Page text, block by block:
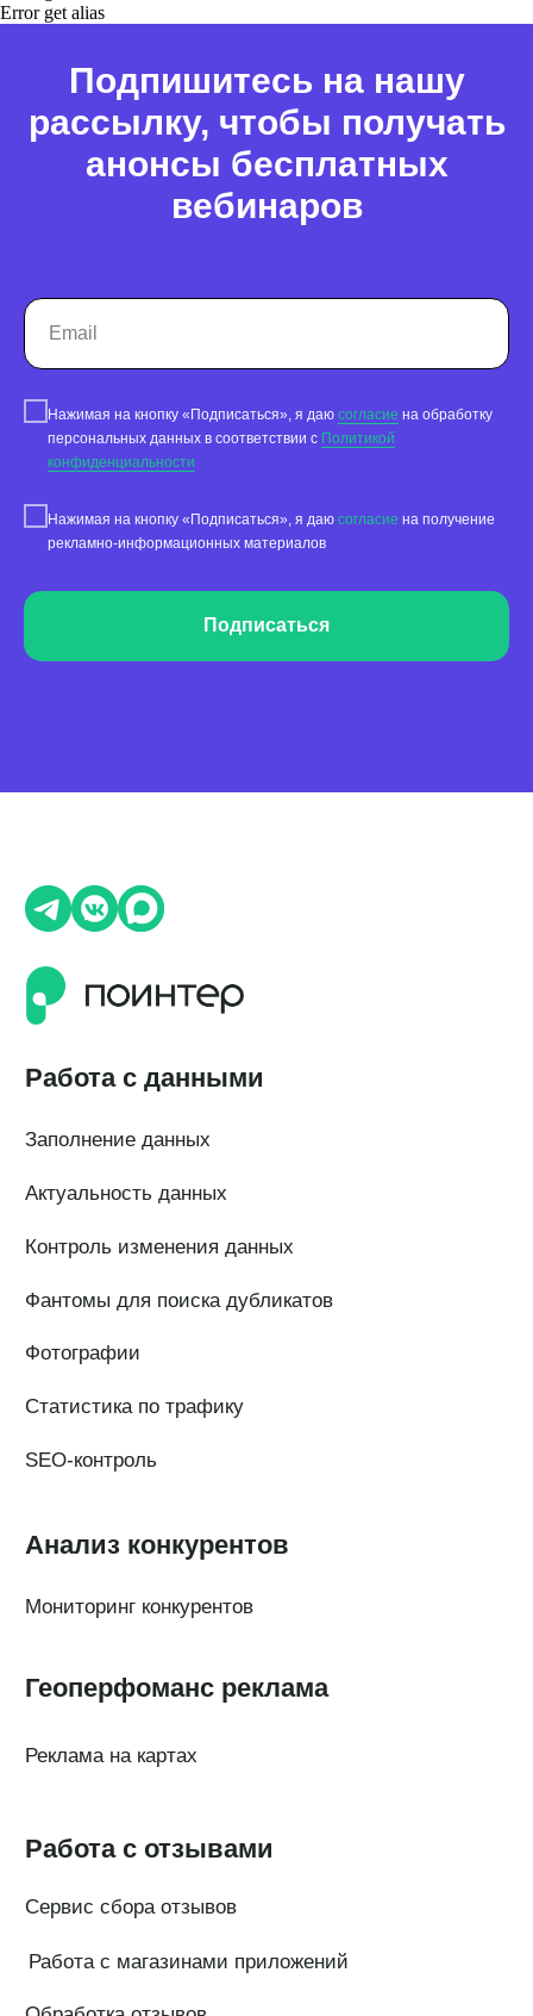
Error get alias
Подпишитесь на нашу
рассылку, чтобы получать
анонсы бесплатных
вебинаров
Нажимая на кнопку «Подписаться», я даю согласие на обработку
персональных данных в соответствии с Политикой
конфиденциальности
Нажимая на кнопку «Подписаться», я даю согласие на получение
рекламно-информационных материалов
Подписаться